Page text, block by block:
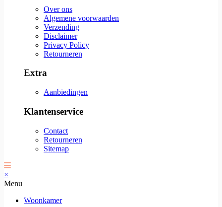
Over ons
Algemene voorwaarden
Verzending
Disclaimer
Privacy Policy
Retourneren
Extra
Aanbiedingen
Klantenservice
Contact
Retourneren
Sitemap
×
Menu
Woonkamer